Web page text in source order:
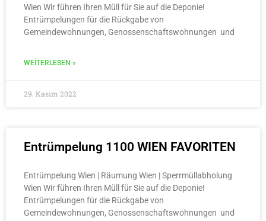
Wien Wir führen Ihren Müll für Sie auf die Deponie!
Entrümpelungen für die Rückgabe von
Gemeindewohnungen, Genossenschaftswohnungen und
WEITERLESEN »
29. Kasım 2022
Entrümpelung 1100 WIEN FAVORITEN
Entrümpelung Wien | Räumung Wien | Sperrmüllabholung
Wien Wir führen Ihren Müll für Sie auf die Deponie!
Entrümpelungen für die Rückgabe von
Gemeindewohnungen, Genossenschaftswohnungen und